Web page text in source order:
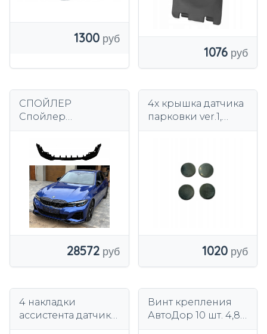
1300
1076
СПОЙЛЕР
Спойлер
G20 G21 3 series
2018-2022
Передний
спойлер
28572
4x крышка датчика
парковки ver.1,
1020
4 накладки
ассистента датчика
Винт крепления
АвтоДор 10 шт. 4,8